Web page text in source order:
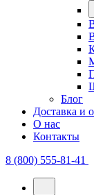
Блог
Доставка и
О нас
Контакты
8 (800) 555-81-41